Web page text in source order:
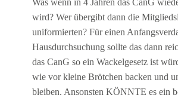
Was wenn in 4 Jahren das CanG
wird? Wer übergibt dann die
uniformierten? Für einen
Hausdurchsuchung sollte das dann
das CanG so ein Wackelgesetz ist
wie vor kleine Brötchen backen und
bleiben. Ansonsten KÖNNTE es ein